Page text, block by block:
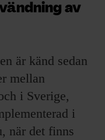
av
är känd sedan
mellan
i Sverige,
i
när det finns